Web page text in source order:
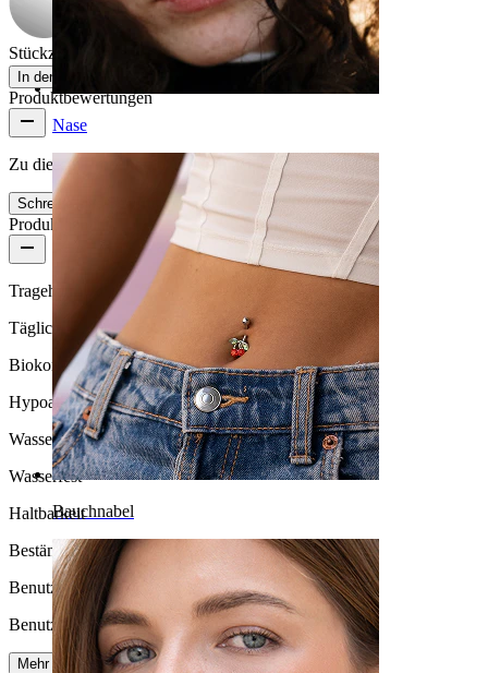
Nase
Bauchnabel
Stückzahl: 1
In den Warenkorb
Produktbewertungen
Zu diesem Produkt gibt es noch keine Bewertungen
Schreibe eine Bewertung
Produktqualität
Tragehäufigkeit
Tägliches Tragen
Biokompatibilität
Hypoallergen
Wasserbeständigkeit
Wasserfest
Haltbarkeit
Beständig
Benutzerfreundlichkeit
Benutzerfreundlich
Mehr lesen